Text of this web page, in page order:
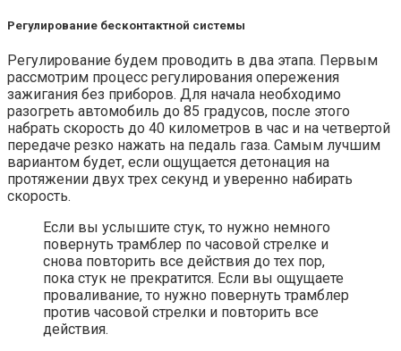
Регулирование бесконтактной системы
Регулирование будем проводить в два этапа. Первым
рассмотрим процесс регулирования опережения
зажигания без приборов. Для начала необходимо
разогреть автомобиль до 85 градусов, после этого
набрать скорость до 40 километров в час и на четвертой
передаче резко нажать на педаль газа. Самым лучшим
вариантом будет, если ощущается детонация на
протяжении двух трех секунд и уверенно набирать
скорость.
Если вы услышите стук, то нужно немного
повернуть трамблер по часовой стрелке и
снова повторить все действия до тех пор,
пока стук не прекратится. Если вы ощущаете
проваливание, то нужно повернуть трамблер
против часовой стрелки и повторить все
действия.